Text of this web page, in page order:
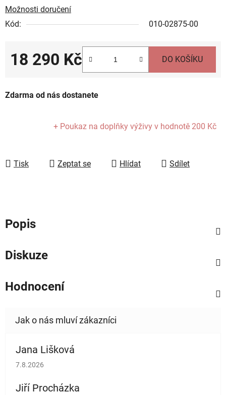
Možnosti doručení
Kód:
010-02875-00
18 290 Kč DO KOŠÍKU
Zdarma od nás dostanete
+ Poukaz na doplňky výživy v hodnotě 200 Kč
Tisk Zeptat se Hlídat Sdílet
Popis
Diskuze
Hodnocení
Jana Lišková
Hodnocení obchodu je 5 z 5 hvězdiček.
7.8.2026
Jiří Procházka